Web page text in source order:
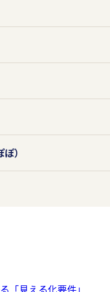
範を遵守
、個人情報保
に関する法令
ます。
イアン
改善を行
）
「見える化要件」